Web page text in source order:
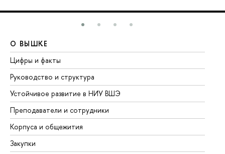
О ВЫШКЕ
Цифры и факты
Руководство и структура
Устойчивое развитие в НИУ ВШЭ
Преподаватели и сотрудники
Корпуса и общежития
Закупки